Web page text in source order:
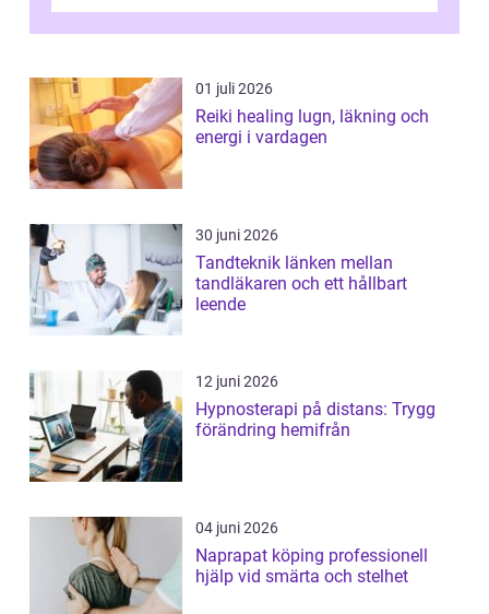
01 juli 2026
Reiki healing lugn, läkning och
energi i vardagen
30 juni 2026
Tandteknik länken mellan
tandläkaren och ett hållbart
leende
12 juni 2026
Hypnosterapi på distans: Trygg
förändring hemifrån
04 juni 2026
Naprapat köping professionell
hjälp vid smärta och stelhet